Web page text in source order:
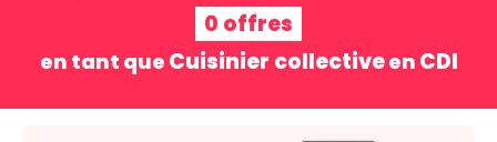
0 offres
en tant que Cuisinier collectiveen CDI